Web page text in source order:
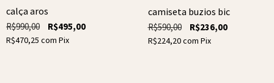
calça aros
R$990,00 R$495,00
R$470,25 com Pix
camiseta buzios bic
R$590,00 R$236,00
R$224,20com Pix